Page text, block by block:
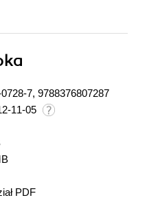
7, 9788376807287
11-05
PDF